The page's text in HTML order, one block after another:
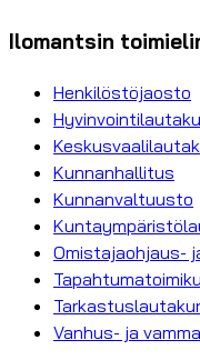
Ilomantsin
Henkilöstöjaosto
Kunnanhallitus
Kunnanvaltuusto
Omistajaohjaus-
Vanhus- ja